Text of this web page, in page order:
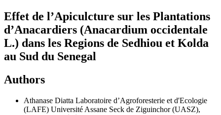
Effet de l’Apiculcture sur les Plantations
d’Anacardiers (Anacardium occidentale
L.) dans les Regions de Sedhiou et Kolda
au Sud du Senegal
Authors
Athanase Diatta Laboratoire d’Agroforesterie et d'Ecologie
(LAFE) Université Assane Seck de Ziguinchor (UASZ),